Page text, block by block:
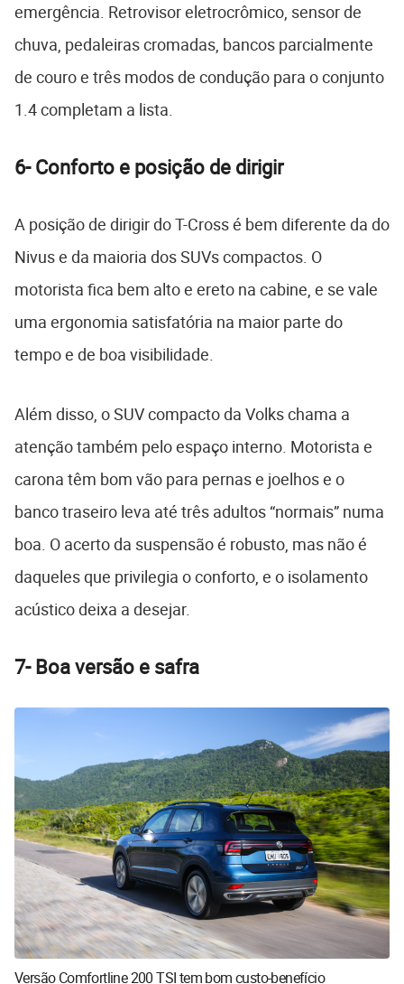
emergência. Retrovisor eletrocrômico, sensor de
chuva, pedaleiras cromadas, bancos parcialmente
de couro e três modos de condução para o conjunto
1.4 completam a lista.
6- Conforto e posição de dirigir
A posição de dirigir do T-Cross é bem diferente da do
Nivus e da maioria dos SUVs compactos. O
motorista fica bem alto e ereto na cabine, e se vale
uma ergonomia satisfatória na maior parte do
tempo e de boa visibilidade.
Além disso, o SUV compacto da Volks chama a
atenção também pelo espaço interno. Motorista e
carona têm bom vão para pernas e joelhos e o
banco traseiro leva até três adultos “normais” numa
boa. O acerto da suspensão é robusto, mas não é
daqueles que privilegia o conforto, e o isolamento
acústico deixa a desejar.
7- Boa versão e safra
Versão Comfortline 200 TSI tem bom custo-benefício